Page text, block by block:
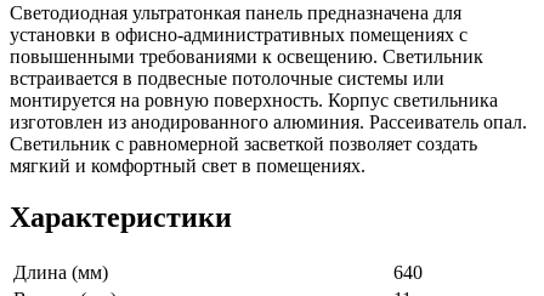
Светодиодная ультратонкая панель предназначена для
установки в офисно-административных помещениях с
повышенными требованиями к освещению. Светильник
встраивается в подвесные потолочные системы или
монтируется на ровную поверхность. Корпус светильника
изготовлен из анодированного алюминия. Рассеиватель опал.
Светильник с равномерной засветкой позволяет создать
мягкий и комфортный свет в помещениях.
Характеристики
Длина (мм)
640